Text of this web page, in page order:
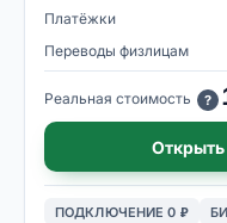
Платёжки
Переводы физлицам
Реальная стоимость ?
Открыть
ПОДКЛЮЧЕНИЕ 0 ₽